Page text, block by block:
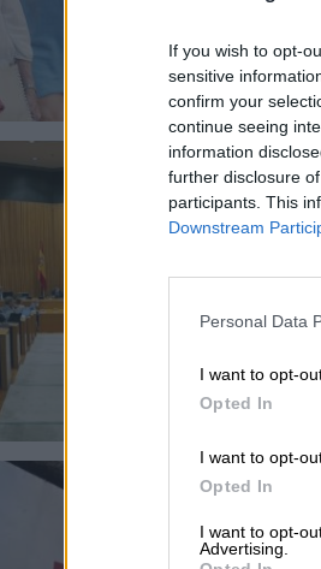
If you wish to opt-
sensitive
confirm your
continue seeing
information
further disclosure
participants. This
Downstream
Personal Data
I want to opt-
Opted In
I want to opt-
Opted In
I want to opt-
Advertising.